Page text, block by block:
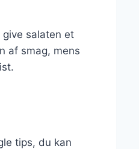
salaten et
af smag, mens
tips, du kan